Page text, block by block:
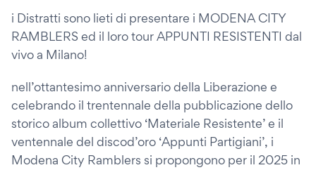
i Distratti sono lieti di presentare i MODENA CITY
RAMBLERS ed il loro tour APPUNTI RESISTENTI dal
vivo a Milano!
nell’ottantesimo anniversario della Liberazione e
celebrando il trentennale della pubblicazione dello
storico album collettivo ‘Materiale Resistente’ e il
ventennale del discod’oro ‘Appunti Partigiani’, i
Modena City Ramblers si propongono per il 2025 in